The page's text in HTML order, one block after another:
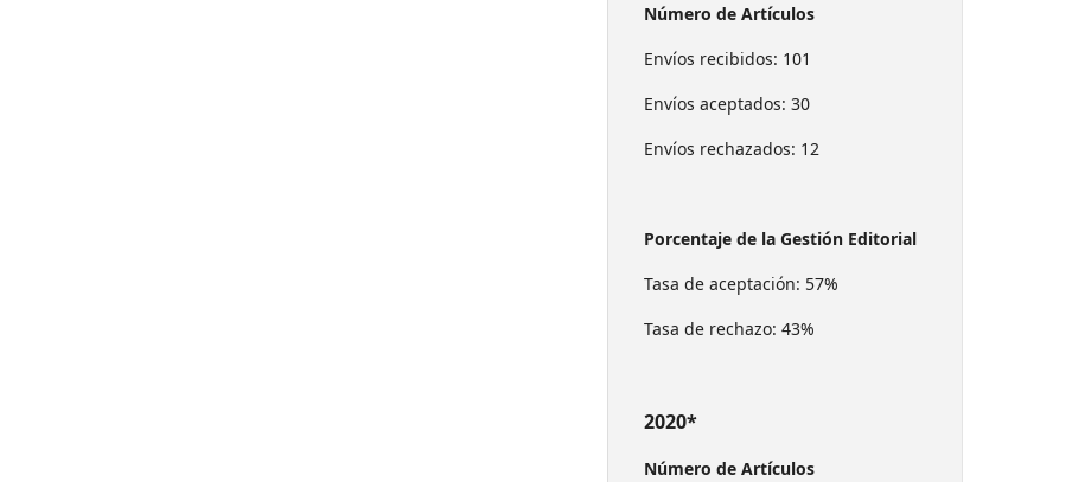
Número de Artículos
Envíos recibidos: 101
Envíos aceptados: 30
Envíos rechazados: 12
Porcentaje de la Gestión Editorial
Tasa de aceptación: 57%
Tasa de rechazo: 43%
2020*
Número de Artículos